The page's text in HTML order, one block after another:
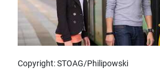
Copyright: STOAG/Philipowski